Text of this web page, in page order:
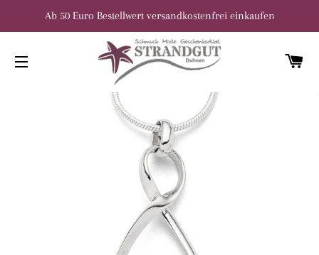
Ab 50 Euro Bestellwert versandkostenfrei einkaufen
SEITENNAVIGATION